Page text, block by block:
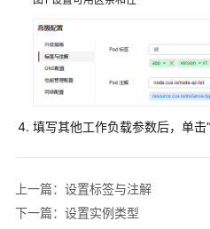
用
户
南
群
作
负
填写其他工作负载参数后，单击“
上一篇：设置标签与注解
下一篇：设置实例类型